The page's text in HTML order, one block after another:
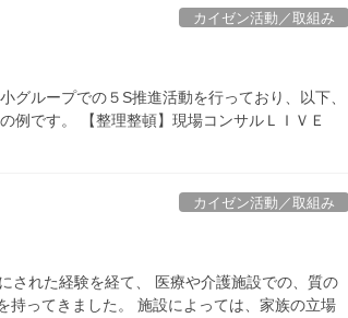
カイゼン活動／取組み
ループでの５S推進活動を行っており、以下、
例です。 【整理整頓】現場コンサルＬＩＶＥ
カイゼン活動／取組み
された経験を経て、 医療や介護施設での、質の
持ってきました。 施設によっては、家族の立場